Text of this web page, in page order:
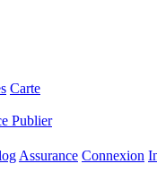
Carte
Publier
Assurance Connexion